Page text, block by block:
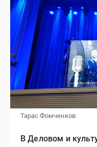
Тарас Фомченков
В Деловом и